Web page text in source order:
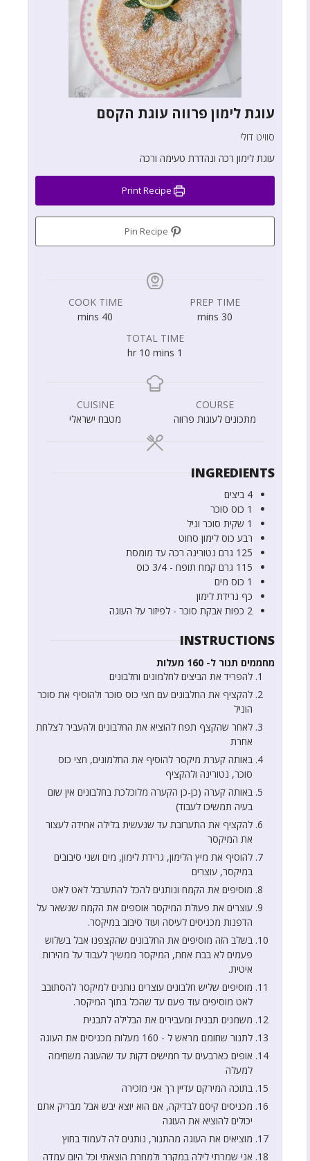
עוגת לימון פרווה עוגת הקסם
סוויט דולי
עוגת לימון רכה ונהדרת טעימה ורכה
PREP TIME
30
mins
COOK TIME
40
mins
TOTAL TIME
1
hr 10 mins
COURSE
מתכונים לעוגות פרווה
CUISINE
מטבח ישראלי
INGREDIENTS
4 ביצים
1 כוס סוכר
1 שקית סוכר וניל
רבע כוס לימון סחוט
125 גרם נטורינה רכה עד מומסת
115 גרם קמח תופח - 3/4 כוס
1 כוס מים
כף גרידת לימון
2 כפות אבקת סוכר - לפיזור על העוגה
INSTRUCTIONS
מחממים תנור ל- 160 מעלות
להפריד את הביצים לחלמונים וחלבונים
להקציף את החלבונים עם חצי כוס סוכר ולהוסיף את סוכר
הוניל
לאחר שהקצף תפח להוציא את החלבונים ולהעביר לצלחת
אחרת
באותה קערת מיקסר להוסיף את החלמונים, חצי כוס
סוכר, נטורינה ולהקציף
באותה קערה (כן-כן הקערה מלוכלכת בחלבונים אין שום
בעיה תמשיכו לעבוד)
להקציף את התערובת עד שנעשית בלילה אחידה לעצור
את המיקסר
להוסיף את מיץ הלימון, גרידת לימון, מים ושני סיבובים
במיקסר, עוצרים
מוסיפים את הקמח ונותנים להכל להתערבל לאט לאט
עוצרים את פעולת המיקסר אוספים את הקמח שנשאר על
הדפנות מכניסים לעיסה ועוד סיבוב במיקסר.
בשלב הזה מוסיפים את החלבונים שהקצפנו אבל בשלוש
פעמים לא בבת אחת, המיקסר ממשיך לעבוד על מהירות
איטית.
מוסיפים שליש חלבונים עוצרים נותנים למיקסר להסתובב
לאט מוסיפים עוד פעם עד שהכל בתוך המיקסר.
משמנים תבנית ומעבירים את הבלילה לתבנית
לתנור שחומם מראש ל - 160 מעלות מכניסים את העוגה
אופים כארבעים עד חמישים דקות עד שהעוגה משחימה
למעלה
בתוכה המירקם עדיין רך אני מזכירה
מכניסים קיסם לבדיקה, אם הוא יוצא יבש אבל מבריק אתם
יכולים להוציא את העוגה
מוציאים את העוגה מהתנור, נותנים לה לעמוד בחוץ
אני שמרתי לילה במקרר ולמחרת הוצאתי וכל היום עמדה